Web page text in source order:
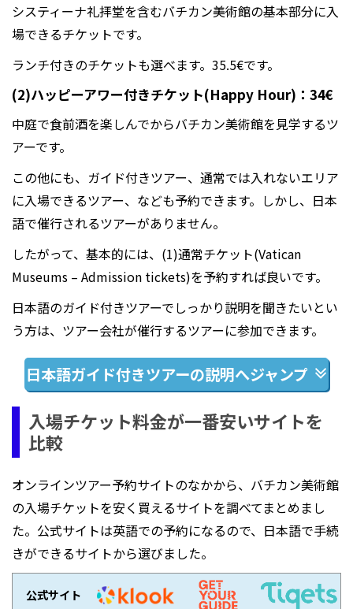
システィーナ礼拝堂を含むバチカン美術館の基本部分に入
場できるチケットです。
ランチ付きのチケットも選べます。35.5€です。
(2)ハッピーアワー付きチケット(Happy Hour)：34€
中庭で食前酒を楽しんでからバチカン美術館を見学するツ
アーです。
この他にも、ガイド付きツアー、通常では入れないエリア
に入場できるツアー、なども予約できます。しかし、日本
語で催行されるツアーがありません。
したがって、基本的には、(1)通常チケット(Vatican
Museums – Admission tickets)を予約すれば良いです。
日本語のガイド付きツアーでしっかり説明を聞きたいとい
う方は、ツアー会社が催行するツアーに参加できます。
日本語ガイド付きツアーの説明へジャンプ
入場チケット料金が一番安いサイトを
比較
オンラインツアー予約サイトのなかから、バチカン美術館
の入場チケットを安く買えるサイトを調べてまとめまし
た。公式サイトは英語での予約になるので、日本語で手続
きができるサイトから選びました。
公式サイト